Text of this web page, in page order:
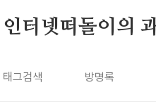
인터넷떠돌이의
태그검색 방명록